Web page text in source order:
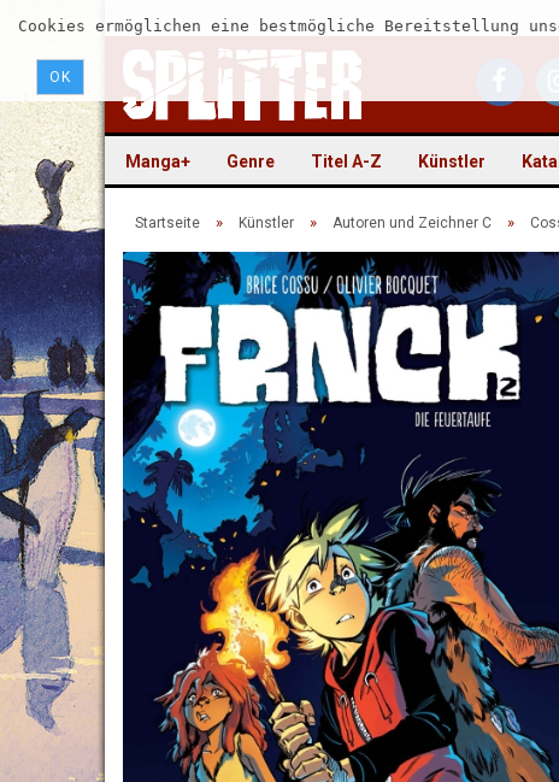
Cookies ermöglichen eine bestmögliche Bereitstellung
OK
Manga+ Genre Titel A-Z Künstler
Startseite » Künstler » Autoren und Zeichner C »